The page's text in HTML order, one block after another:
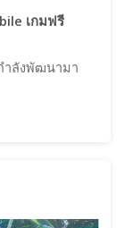
เกมฟรี
ำลังพัฒนามา